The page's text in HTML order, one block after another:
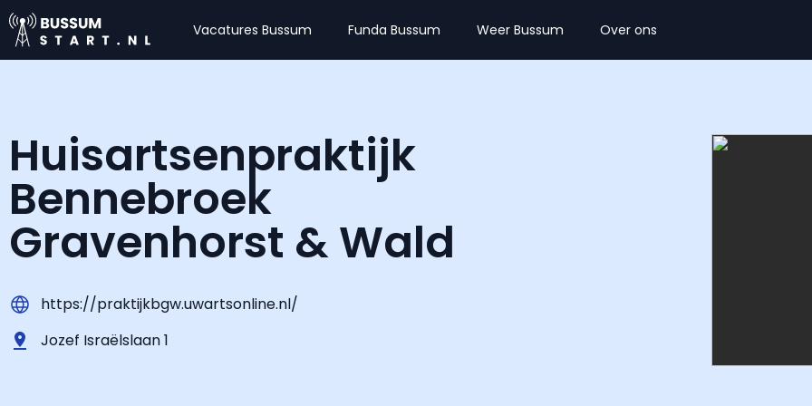
Vacatures Bussum Funda Bussum Weer Bussum Over ons
Huisartsenpraktijk
Bennebroek
Gravenhorst & Wald
https://praktijkbgw.uwartsonline.nl/
Jozef Israëlslaan 1